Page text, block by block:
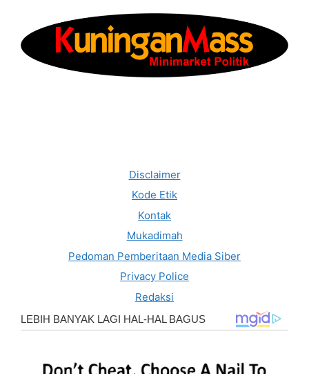
Disclaimer
Kode Etik
Kontak
Mukadimah
Pedoman Pemberitaan Media Siber
Privacy Police
Redaksi